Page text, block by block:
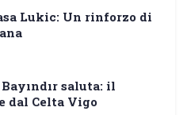
Lukic: Un rinforzo di
saluta: il
dal Celta Vigo